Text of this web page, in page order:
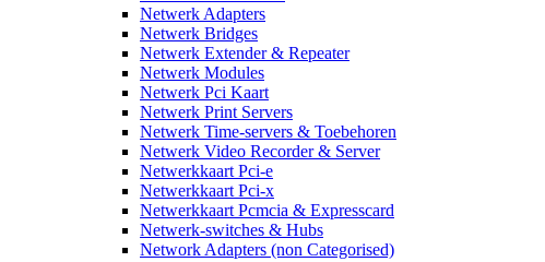
Netwerk Adapters
Netwerk Bridges
Netwerk Extender & Repeater
Netwerk Modules
Netwerk Pci Kaart
Netwerk Print Servers
Netwerk Time-servers & Toebehoren
Netwerk Video Recorder & Server
Netwerkkaart Pci-e
Netwerkkaart Pci-x
Netwerkkaart Pcmcia & Expresscard
Netwerk-switches & Hubs
Network Adapters (non Categorised)